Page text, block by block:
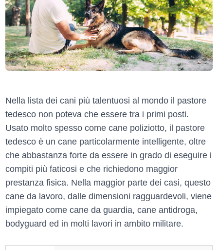
Nella lista dei cani più talentuosi al mondo il pastore
tedesco non poteva che essere tra i primi posti.
Usato molto spesso come cane poliziotto, il pastore
tedesco è un cane particolarmente intelligente, oltre
che abbastanza forte da essere in grado di eseguire i
compiti più faticosi e che richiedono maggior
prestanza fisica. Nella maggior parte dei casi, questo
cane da lavoro, dalle dimensioni ragguardevoli, viene
impiegato come cane da guardia, cane antidroga,
bodyguard ed in molti lavori in ambito militare.